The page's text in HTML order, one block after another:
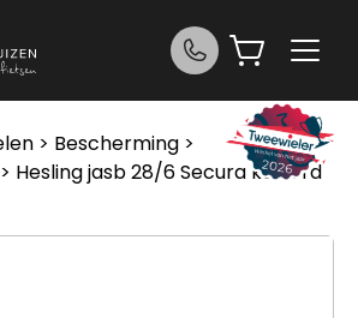
> Bescherming >
> Hesling jasb 28/6 Secura ks bord